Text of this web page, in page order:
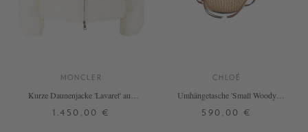
MONCLER
Kurze Daunenjacke 'Lavaret' aus
1.450,00 €
CHLOÉ
Umhängetasche 'Small Woody
590,00 €